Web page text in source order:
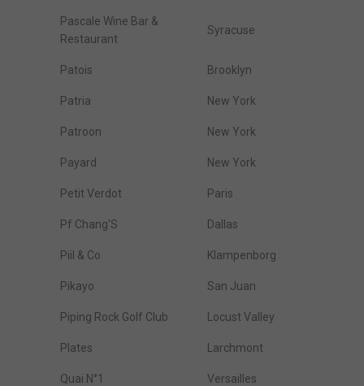
Pascale Wine Bar &
Restaurant
Syracuse
Patois Brooklyn
Patria New York
Patroon New York
Payard New York
Petit Verdot Paris
Pf Chang'S Dallas
Piil & Co Klampenborg
Pikayo San Juan
Piping Rock Golf Club Locust Valley
Plates Larchmont
Quai N°1 Versailles